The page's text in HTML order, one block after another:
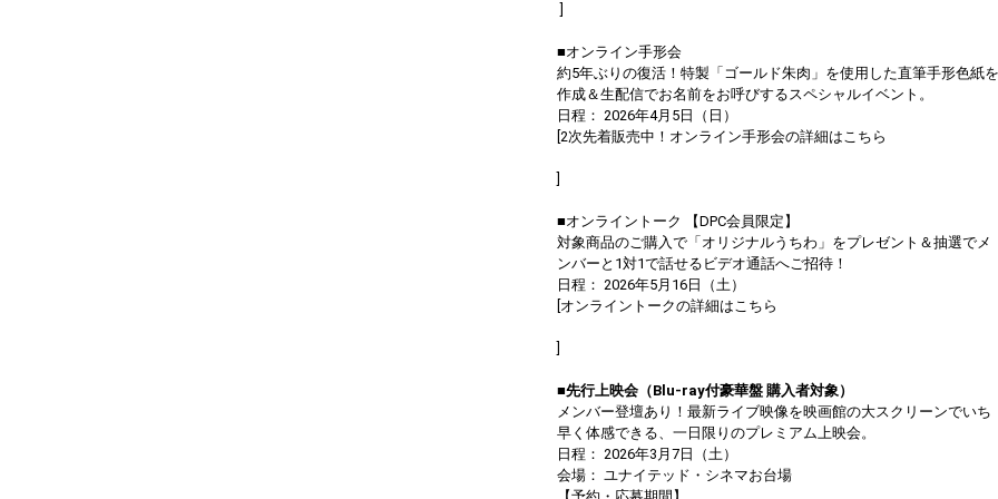
■オンライン手形会
約5年ぶりの復活！特製「ゴールド朱肉」を使用した直筆手形色紙を
作成＆生配信でお名前をお呼びするスペシャルイベント。
日程： 2026年4月5日（日）
[2次先着販売中！オンライン手形会の詳細はこちら
■オンライントーク 【DPC会員限定】
対象商品のご購入で「オリジナルうちわ」をプレゼント＆抽選でメ
ンバーと1対1で話せるビデオ通話へご招待！
日程： 2026年5月16日（土）
[オンライントークの詳細はこちら
■先行上映会（Blu-ray付豪華盤 購入者対象）
メンバー登壇あり！最新ライブ映像を映画館の大スクリーンでいち
早く体感できる、一日限りのプレミアム上映会。
日程： 2026年3月7日（土）
会場： ユナイテッド・シネマお台場